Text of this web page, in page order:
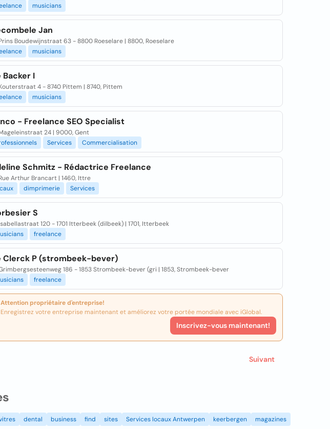
musicians
Jan
Boudewijnstraat 63 - 8800 Roeselare | 8800, Roeselare
musicians
Backer I
4 - 8740 Pittem | 8740, Pittem
musicians
- Freelance SEO Specialist
24 | 9000, Gent
Services Commercialisation
Schmitz - Rédactrice Freelance
Arthur Brancart | 1460, Ittre
dimprimerie Services
S
120 - 1701 Itterbeek (dilbeek) | 1701, Itterbeek
freelance
Clerck P (strombeek-bever)
186 - 1853 Strombeek-bever (gri | 1853, Strombeek-bever
freelance
Attention propriétaire d'entreprise!
Enregistrez votre entreprise maintenant et améliorez votre portée mondiale avec iGlobal.
Inscrivez-vous maintenant!
Suivant
dental business find sites Services locaux Antwerpen keerbergen magazines